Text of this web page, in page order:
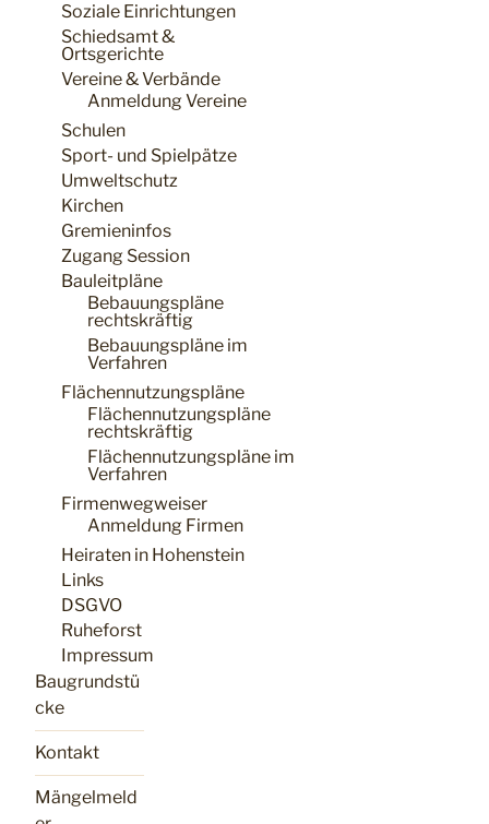
Soziale Einrichtungen
Schiedsamt &
Ortsgerichte
Vereine & Verbände
Anmeldung Vereine
Schulen
Sport- und Spielpätze
Umweltschutz
Kirchen
Gremieninfos
Zugang Session
Bauleitpläne
Bebauungspläne
rechtskräftig
Bebauungspläne im
Verfahren
Flächennutzungspläne
Flächennutzungspläne
rechtskräftig
Flächennutzungspläne im
Verfahren
Firmenwegweiser
Anmeldung Firmen
Heiraten in Hohenstein
Links
DSGVO
Ruheforst
Impressum
Baugrundstü
cke
Kontakt
Mängelmeld